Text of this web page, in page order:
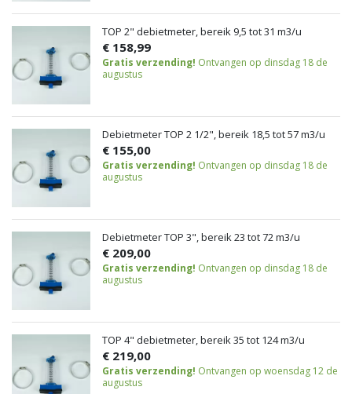
TOP 2" debietmeter, bereik 9,5 tot 31 m3/u
€ 158,99
Gratis verzending! Ontvangen op dinsdag 18 de
augustus
Debietmeter TOP 2 1/2", bereik 18,5 tot 57 m3/u
€ 155,00
Gratis verzending! Ontvangen op dinsdag 18 de
augustus
Debietmeter TOP 3", bereik 23 tot 72 m3/u
€ 209,00
Gratis verzending! Ontvangen op dinsdag 18 de
augustus
TOP 4" debietmeter, bereik 35 tot 124 m3/u
€ 219,00
Gratis verzending! Ontvangen op woensdag 12 de
augustus